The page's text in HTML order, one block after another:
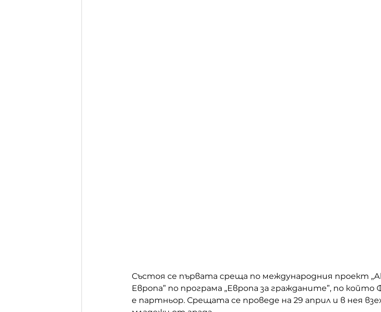
Състоя се първата среща по международния проект
Европа” по програма „Европа за гражданите”, по
е партньор. Срещата се проведе на 29 април и в нея